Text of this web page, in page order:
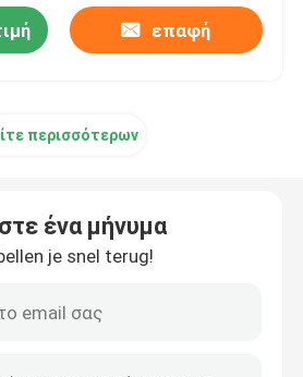
επαφή
περισσότερων
ένα μήνυμα
je snel terug!